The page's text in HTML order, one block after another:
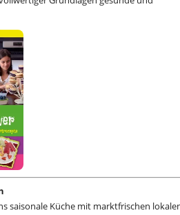
saisonale Küche mit marktfrischen